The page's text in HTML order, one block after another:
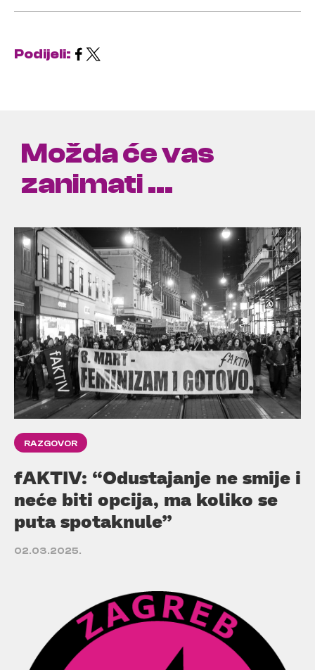
Podijeli:
Možda će vas
zanimati ...
RAZGOVOR
fAKTIV: “Odustajanje ne smije i
neće biti opcija, ma koliko se
puta spotaknule”
02.03.2025.